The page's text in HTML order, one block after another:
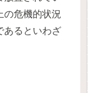
の危機的状況
あるといわざ